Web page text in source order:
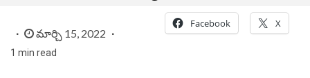
మార్చి 15, 2022
1 min read
Facebook X